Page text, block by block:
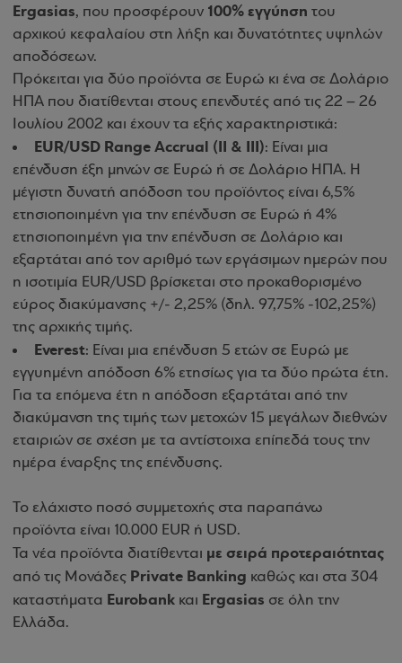
Ergasias, που προσφέρουν 100% εγγύηση του
αρχικού κεφαλαίου στη λήξη και δυνατότητες υψηλών
αποδόσεων.
Πρόκειται για δύο προϊόντα σε Ευρώ κι ένα σε Δολάριο
ΗΠΑ που διατίθενται στους επενδυτές από τις 22 – 26
Ιουλίου 2002 και έχουν τα εξής χαρακτηριστικά:
EUR/USD Range Accrual (II & III): Είναι μια
επένδυση έξη μηνών σε Ευρώ ή σε Δολάριο ΗΠΑ. H
μέγιστη δυνατή απόδοση του προϊόντος είναι 6,5%
ετησιοποιημένη για την επένδυση σε Ευρώ ή 4%
ετησιοποιημένη για την επένδυση σε Δολάριο και
εξαρτάται από τoν αριθμό των εργάσιμων ημερών που
η ισοτιμία EUR/USD βρίσκεται στο προκαθορισμένο
εύρος διακύμανσης +/- 2,25% (δηλ. 97,75% -102,25%)
της αρχικής τιμής.
Everest: Είναι μια επένδυση 5 ετών σε Eυρώ με
εγγυημένη απόδοση 6% ετησίως για τα δύο πρώτα έτη.
Για τα επόμενα έτη η απόδοση εξαρτάται από την
διακύμανση της τιμής των μετοχών 15 μεγάλων διεθνών
εταιριών σε σχέση με τα αντίστοιχα επίπεδά τους την
ημέρα έναρξης της επένδυσης.
Το ελάχιστο ποσό συμμετοχής στα παραπάνω
προϊόντα είναι 10.000 EUR ή USD.
Τα νέα προϊόντα διατίθενται με σειρά προτεραιότητας
από τις Μονάδες Private Banking καθώς και στα 304
καταστήματα Eurobank και Ergasias σε όλη την
Ελλάδα.